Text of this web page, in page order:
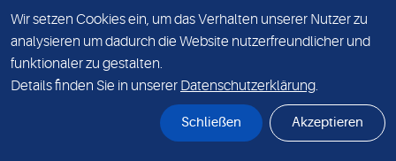
NEWS PARTNER
Wir setzen Cookies ein, um das Verhalten unserer Nutzer zu
analysieren um dadurch die Website nutzerfreundlicher und
funktionaler zu gestalten.
Details finden Sie in unserer Datenschutzerklärung.
Schließen Akzeptieren